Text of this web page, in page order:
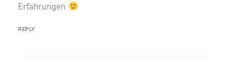
Erfahrungen
REPLY